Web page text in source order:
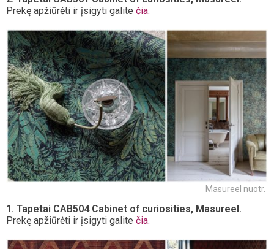
Prekę apžiūrėti ir įsigyti galite čia.
Masureel nuotr.
1. Tapetai CAB504 Cabinet of curiosities, Masureel.
Prekę apžiūrėti ir įsigyti galite čia.